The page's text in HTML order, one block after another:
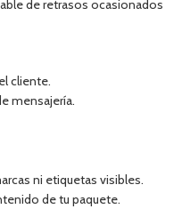
de retrasos ocasionados
cliente.
mensajería.
ni etiquetas visibles.
de tu paquete.